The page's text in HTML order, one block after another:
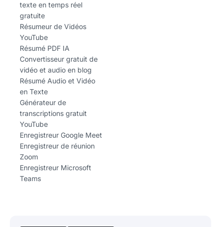
texte en temps réel
gratuite
Résumeur de Vidéos
YouTube
Résumé PDF IA
Convertisseur gratuit de
vidéo et audio en blog
Résumé Audio et Vidéo
en Texte
Générateur de
transcriptions gratuit
YouTube
Enregistreur Google Meet
Enregistreur de réunion
Zoom
Enregistreur Microsoft
Teams